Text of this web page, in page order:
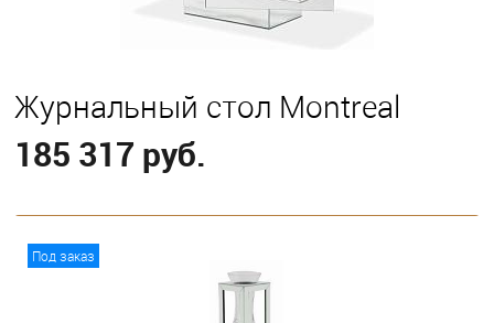
Журнальный стол Montreal
185 317 руб.
Под заказ